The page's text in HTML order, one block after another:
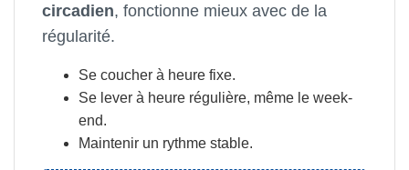
circadien, fonctionne mieux avec de la
régularité.
Se coucher à heure fixe.
Se lever à heure régulière, même le week-
end.
Maintenir un rythme stable.